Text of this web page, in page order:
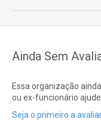
Ainda Sem
Essa organização
ou ex-funcionário
Seja o primeiro a